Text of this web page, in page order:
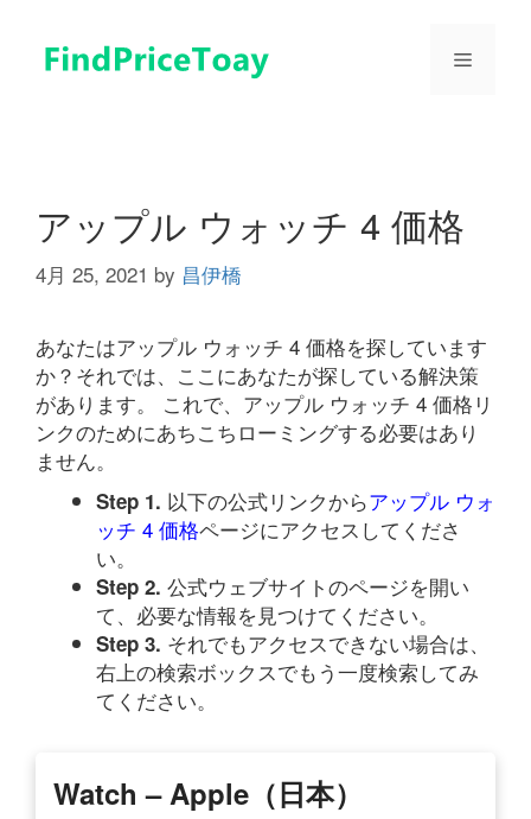
メ
アップル ウォッチ 4 価格
4月 25, 2021 by 昌伊橋
あなたはアップル ウォッチ 4 価格を探しています
か？それでは、ここにあなたが探している解決策
があります。 これで、アップル ウォッチ 4 価格リ
ンクのためにあちこちローミングする必要はあり
ません。
Step 1. 以下の公式リンクからアップル ウォ
ッチ 4 価格ページにアクセスしてくださ
い。
Step 2. 公式ウェブサイトのページを開い
て、必要な情報を見つけてください。
Step 3. それでもアクセスできない場合は、
右上の検索ボックスでもう一度検索してみ
てください。
Watch – Apple（日本）